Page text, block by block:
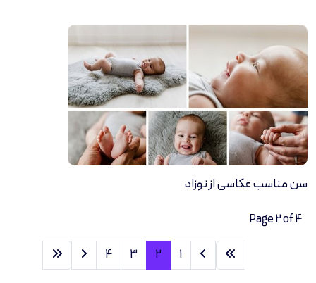
سن مناسب عکاسی از نوزاد
Page 2 of 4
1
2
3
4